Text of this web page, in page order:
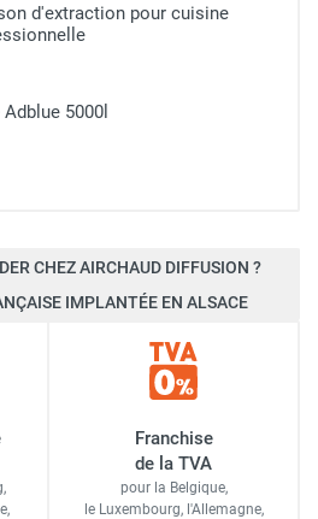
d'extraction pour cuisine
Adblue 5000l
CHEZ AIRCHAUD DIFFUSION ?
IMPLANTÉE EN ALSACE
Franchise
de la TVA
pour la Belgique,
le Luxembourg, l'Allemagne,